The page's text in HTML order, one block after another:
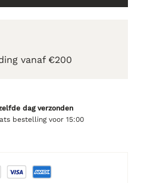
vanaf €200
dag verzonden
bestelling voor 15:00